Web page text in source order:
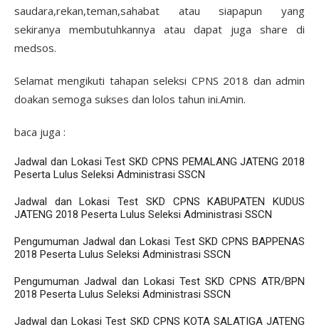
saudara,rekan,teman,sahabat atau siapapun yang
sekiranya membutuhkannya atau dapat juga share di
medsos.
Selamat mengikuti tahapan seleksi CPNS 2018 dan admin
doakan semoga sukses dan lolos tahun ini.Amin.
baca juga :
Jadwal dan Lokasi Test SKD CPNS PEMALANG JATENG 2018
Peserta Lulus Seleksi Administrasi SSCN
Jadwal dan Lokasi Test SKD CPNS KABUPATEN KUDUS
JATENG 2018 Peserta Lulus Seleksi Administrasi SSCN
Pengumuman Jadwal dan Lokasi Test SKD CPNS BAPPENAS
2018 Peserta Lulus Seleksi Administrasi SSCN
Pengumuman Jadwal dan Lokasi Test SKD CPNS ATR/BPN
2018 Peserta Lulus Seleksi Administrasi SSCN
Jadwal dan Lokasi Test SKD CPNS KOTA SALATIGA JATENG